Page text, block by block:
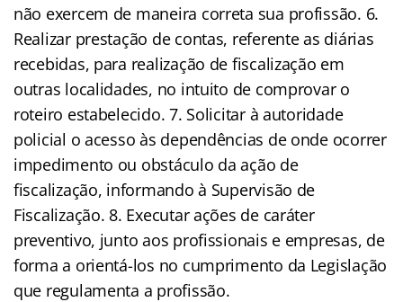
não exercem de maneira correta sua profissão. 6.
Realizar prestação de contas, referente as diárias
recebidas, para realização de fiscalização em
outras localidades, no intuito de comprovar o
roteiro estabelecido. 7. Solicitar à autoridade
policial o acesso às dependências de onde ocorrer
impedimento ou obstáculo da ação de
fiscalização, informando à Supervisão de
Fiscalização. 8. Executar ações de caráter
preventivo, junto aos profissionais e empresas, de
forma a orientá-los no cumprimento da Legislação
que regulamenta a profissão.